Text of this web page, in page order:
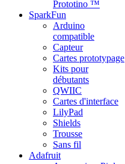
Prototino ™
SparkFun
Arduino
compatible
Capteur
Cartes prototypage
Kits pour
débutants
QWIIC
Cartes d'interface
LilyPad
Shields
Trousse
Sans fil
Adafruit